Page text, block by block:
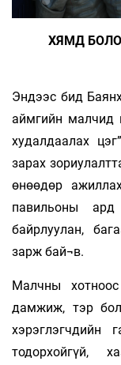
ХЯМД
Эндээс бид
аймгийн малчид
худалдаалах
зарах
өнөөдөр
павильоны
байрлуулан,
зарж бай¬в.
Малчны
дамжиж, тэр
хэрэглэгчдийн
тодорхойгүй,